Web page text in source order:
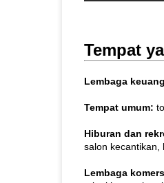
Tempat
Lembaga
Tempat umum:
Hiburan dan
salon kecantikan,
Lembaga